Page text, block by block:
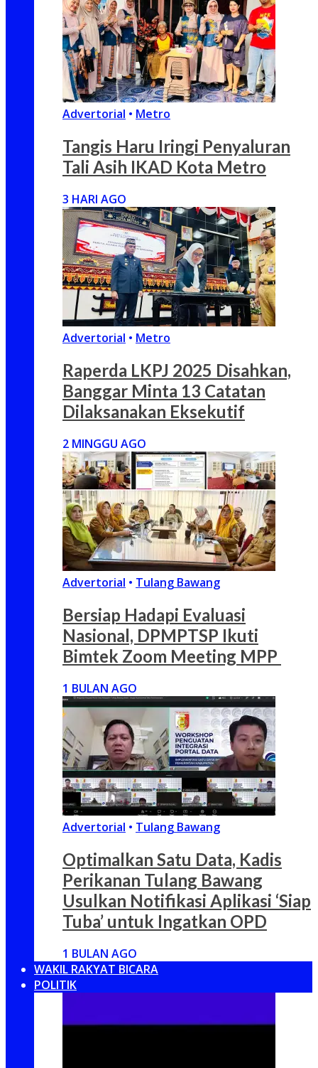
Advertorial • Metro
Tangis Haru Iringi Penyaluran
Tali Asih IKAD Kota Metro
3 HARI AGO
Advertorial • Metro
Raperda LKPJ 2025 Disahkan,
Banggar Minta 13 Catatan
Dilaksanakan Eksekutif
2 MINGGU AGO
Advertorial • Tulang Bawang
Bersiap Hadapi Evaluasi
Nasional, DPMPTSP Ikuti
Bimtek Zoom Meeting MPP
1 BULAN AGO
Advertorial • Tulang Bawang
Optimalkan Satu Data, Kadis
Perikanan Tulang Bawang
Usulkan Notifikasi Aplikasi ‘Siap
Tuba’ untuk Ingatkan OPD
1 BULAN AGO
WAKIL RAKYAT BICARA
POLITIK